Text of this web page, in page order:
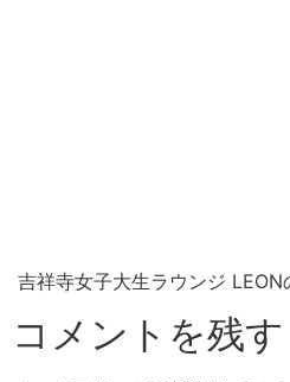
吉祥寺女子大生ラウンジ LEON
コメントを残す